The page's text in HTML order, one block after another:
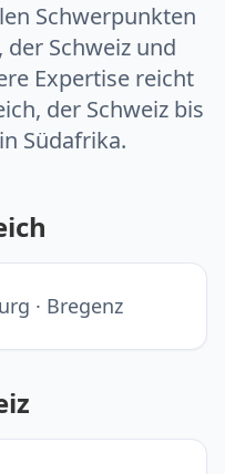
Schwerpunkten
Schweiz und
Expertise reicht
der Schweiz bis
Südafrika.
· Bregenz